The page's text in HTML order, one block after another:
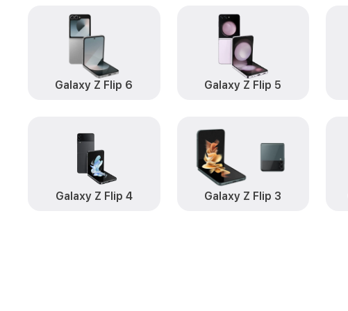
Galaxy Z Flip 6 Galaxy Z Flip 5
Galaxy Z Flip 4 Galaxy Z Flip 3